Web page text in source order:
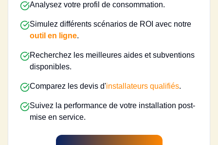
Analysez votre profil de consommation.
Simulez différents scénarios de ROI avec notre
outil en ligne.
Recherchez les meilleures aides et subventions
disponibles.
Comparez les devis d'installateurs qualifiés.
Suivez la performance de votre installation post-
mise en service.